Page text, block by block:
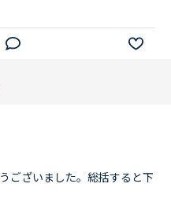
ございました。総括すると下